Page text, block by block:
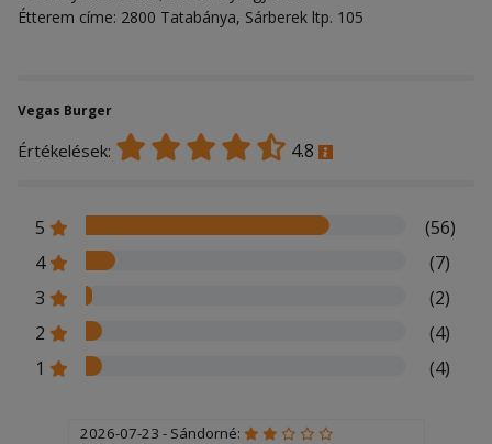
Étterem címe: 2800 Tatabánya, Sárberek ltp. 105
Vegas Burger
Értékelések: 4.8
5
(56)
4
(7)
3
(2)
2
(4)
1
(4)
2026-07-23 - Sándorné: